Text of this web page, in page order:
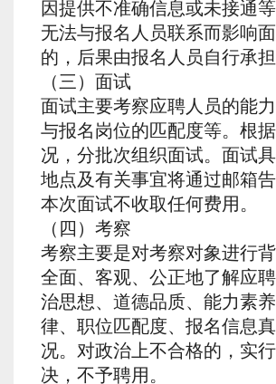
因提供不准确信息或未接通
无法与报名人员联系而影响
的，后果由报名人员自行承担
（三）面试
面试主要考察应聘人员的能
与报名岗位的匹配度等。根
况，分批次组织面试。面试具
地点及有关事宜将通过邮箱告
本次面试不收取任何费用。
（四）考察
考察主要是对考察对象进行背
全面、客观、公正地了解应
治思想、道德品质、能力素
律、职位匹配度、报名信息
况。对政治上不合格的，实
决，不予聘用。